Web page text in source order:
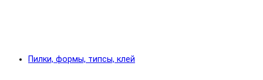
Пилки, формы, типсы, клей